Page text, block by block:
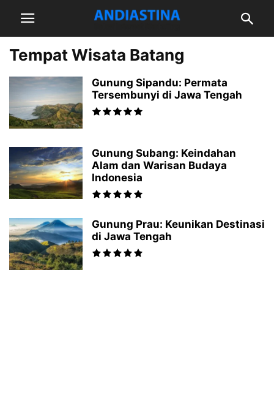
Tempat Wisata Batang
Gunung Sipandu: Permata
Tersembunyi di Jawa Tengah
Gunung Subang: Keindahan
Alam dan Warisan Budaya
Indonesia
Gunung Prau: Keunikan Destinasi
di Jawa Tengah